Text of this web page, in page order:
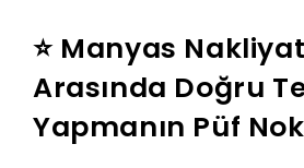
⭐ Manyas
Arasında Doğru
Yapmanın Püf